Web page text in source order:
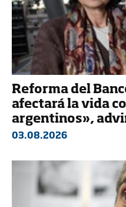
Reforma del
afectará la vida
argentinos»,
03.08.2026